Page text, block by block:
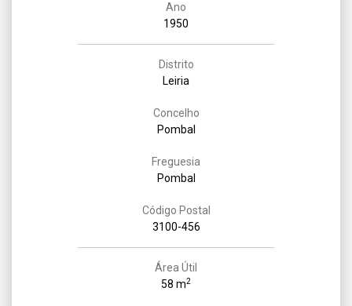
Ano
1950
Distrito
Leiria
Concelho
Pombal
Freguesia
Pombal
Código Postal
3100-456
Área Útil
58 m2